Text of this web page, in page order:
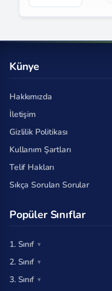
Künye
Hakkımızda
İletişim
Gizlilik Politikası
Kullanım Şartları
Telif Hakları
Sıkça Sorulan Sorular
Popüler Sınıflar
1. Sınıf
2. Sınıf
3. Sınıf